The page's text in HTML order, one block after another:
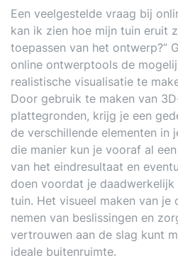
Een veelgestelde vraag bij
kan ik zien hoe mijn tuin eruit
toepassen van het ontwerp?”
online ontwerptools de
realistische visualisatie te
Door gebruik te maken van
plattegronden, krijg je een
de verschillende elementen in
die manier kun je vooraf al
van het eindresultaat en
doen voordat je
tuin. Het visueel maken van
nemen van beslissingen en
vertrouwen aan de slag kunt
ideale buitenruimte.